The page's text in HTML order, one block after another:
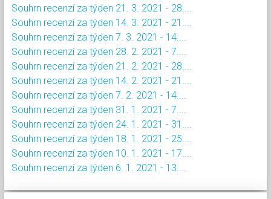
Souhrn recenzí za týden 21. 3. 2021 - 28....
Souhrn recenzí za týden 14. 3. 2021 - 21....
Souhrn recenzí za týden 7. 3. 2021 - 14....
Souhrn recenzí za týden 28. 2. 2021 - 7....
Souhrn recenzí za týden 21. 2. 2021 - 28....
Souhrn recenzí za týden 14. 2. 2021 - 21....
Souhrn recenzí za týden 7. 2. 2021 - 14....
Souhrn recenzí za týden 31. 1. 2021 - 7....
Souhrn recenzí za týden 24. 1. 2021 - 31....
Souhrn recenzí za týden 18. 1. 2021 - 25....
Souhrn recenzí za týden 10. 1. 2021 - 17....
Souhrn recenzí za týden 6. 1. 2021 - 13....